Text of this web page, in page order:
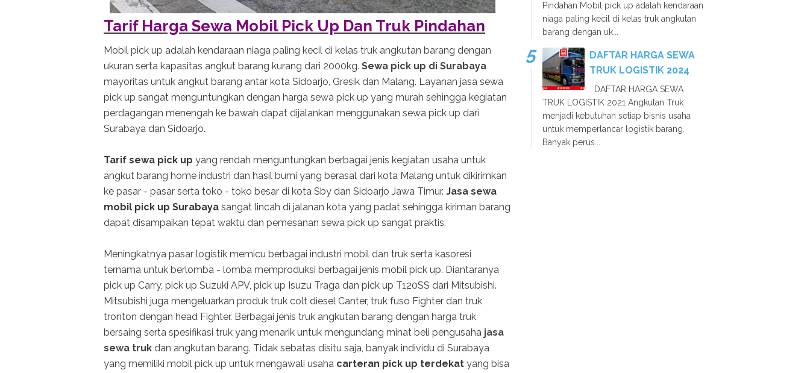
Tarif Harga Sewa Mobil Pick Up Dan Truk Pindahan
Mobil pick up adalah kendaraan niaga paling kecil di kelas truk angkutan barang dengan
ukuran serta kapasitas angkut barang kurang dari 2000kg. Sewa pick up di Surabaya
mayoritas untuk angkut barang antar kota Sidoarjo, Gresik dan Malang. Layanan jasa sewa
pick up sangat menguntungkan dengan harga sewa pick up yang murah sehingga kegiatan
perdagangan menengah ke bawah dapat dijalankan menggunakan sewa pick up dari
Surabaya dan Sidoarjo.
Tarif sewa pick up yang rendah menguntungkan berbagai jenis kegiatan usaha untuk
angkut barang home industri dan hasil bumi yang berasal dari kota Malang untuk dikirimkan
ke pasar - pasar serta toko - toko besar di kota Sby dan Sidoarjo Jawa Timur. Jasa sewa
mobil pick up Surabaya sangat lincah di jalanan kota yang padat sehingga kiriman barang
dapat disampaikan tepat waktu dan pemesanan sewa pick up sangat praktis.
Meningkatnya pasar logistik memicu berbagai industri mobil dan truk serta kasoresi
ternama untuk berlomba - lomba memproduksi berbagai jenis mobil pick up. Diantaranya
pick up Carry, pick up Suzuki APV, pick up Isuzu Traga dan pick up T120SS dari Mitsubishi.
Mitsubishi juga mengeluarkan produk truk colt diesel Canter, truk fuso Fighter dan truk
tronton dengan head Fighter. Berbagai jenis truk angkutan barang dengan harga truk
bersaing serta spesifikasi truk yang menarik untuk mengundang minat beli pengusaha jasa
sewa truk dan angkutan barang. Tidak sebatas disitu saja, banyak individu di Surabaya
yang memiliki mobil pick up untuk mengawali usaha carteran pick up terdekat yang bisa
Pindahan Mobil pick up adalah kendaraan
niaga paling kecil di kelas truk angkutan
barang dengan uk...
DAFTAR HARGA SEWA
TRUK LOGISTIK 2024
DAFTAR HARGA SEWA
TRUK LOGISTIK 2021 Angkutan Truk
menjadi kebutuhan setiap bisnis usaha
untuk memperlancar logistik barang.
Banyak perus...